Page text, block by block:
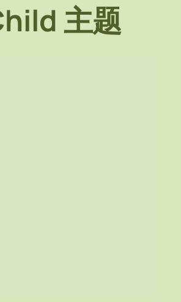
主题